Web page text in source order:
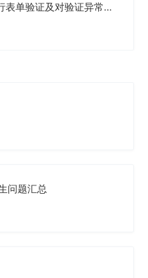
Laravel中使用FormRequest进行表单验证及对验证异常进行自定义处理 - (转)
问题汇总